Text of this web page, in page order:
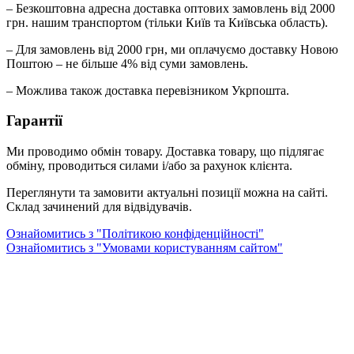
– Безкоштовна адресна доставка оптових замовлень від 2000
грн. нашим транспортом (тільки Київ та Київська область).
– Для замовлень від 2000 грн, ми оплачуємо доставку Новою
Поштою – не більше 4% від суми замовлень.
– Можлива також доставка перевізником Укрпошта.
Гарантії
Ми проводимо обмін товару. Доставка товару, що підлягає
обміну, проводиться силами і/або за рахунок клієнта.
Переглянути та замовити актуальні позиції можна на сайті.
Склад зачинений для відвідувачів.
Ознайомитись з "Політикою конфіденційності"
Ознайомитись з "Умовами користуванням сайтом"